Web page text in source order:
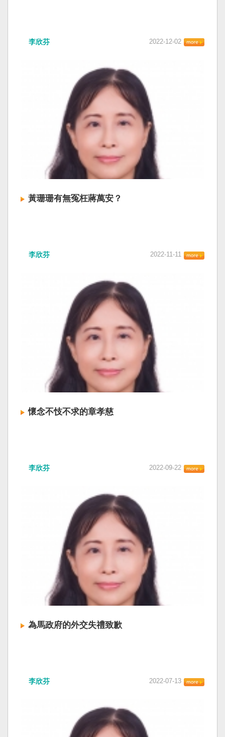
李欣芬 2022-12-02
黃珊珊有無冤枉蔣萬安？
李欣芬 2022-11-11
懷念不忮不求的章孝慈
李欣芬 2022-09-22
為馬政府的外交失禮致歉
李欣芬 2022-07-13